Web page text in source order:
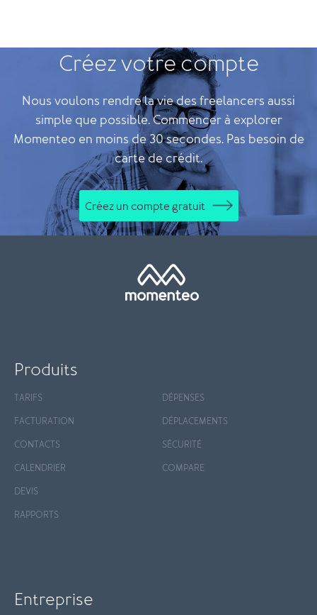
Créez votre compte
Nous voulons rendre la vie des freelancers aussi
simple que possible. Commencer à explorer
Momenteo en moins de 30 secondes. Pas besoin de
carte de crédit.
Créez un compte gratuit
Produits
TARIFS
FACTURATION
CONTACTS
CALENDRIER
DEVIS
RAPPORTS
DÉPENSES
DÉPLACEMENTS
SÉCURITÉ
COMPARE
Entreprise